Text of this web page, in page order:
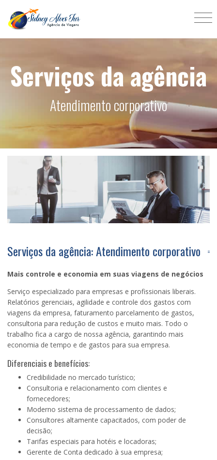
Serviços da agência
Atendimento corporativo
Serviços da agência: Atendimento corporativo
Mais controle e economia em suas viagens de negócios
Serviço especializado para empresas e profissionais liberais.
Relatórios gerenciais, agilidade e controle dos gastos com
viagens da empresa, faturamento parcelamento de gastos,
consultoria para redução de custos e muito mais. Todo o
trabalho fica a cargo de nossa agência, garantindo mais
economia de tempo e de gastos para sua empresa.
Diferenciais e benefícios:
Credibilidade no mercado turístico;
Consultoria e relacionamento com clientes e
fornecedores;
Moderno sistema de processamento de dados;
Consultores altamente capacitados, com poder de
decisão;
Tarifas especiais para hotéis e locadoras;
Gerente de Conta dedicado à sua empresa;